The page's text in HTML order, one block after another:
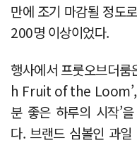
만에 조기 마감될 정도
200명 이상이었다.
행사에서 프룻오브더
h Fruit of the Loom’,
분 좋은 하루의 시작’
다. 브랜드 심볼인 과